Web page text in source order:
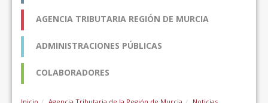
AGENCIA TRIBUTARIA REGIÓN DE MURCIA
ADMINISTRACIONES PÚBLICAS
COLABORADORES